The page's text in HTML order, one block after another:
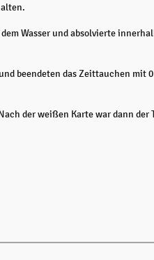
Wasser und absolvierte
beendeten das Zeittauchen mit
der weißen Karte war dann der